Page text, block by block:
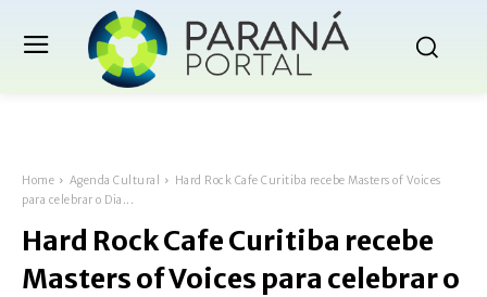
Home Agenda Cultural
Hard Rock Cafe Curitiba recebe Masters of Voices
para celebrar o Dia...
Hard Rock Cafe Curitiba recebe
Masters of Voices para celebrar o